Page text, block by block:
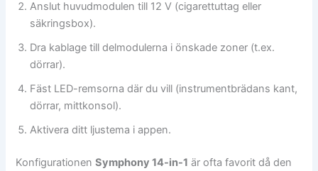
Anslut huvudmodulen till 12 V (cigarettuttag eller
säkringsbox).
Dra kablage till delmodulerna i önskade zoner (t.ex.
dörrar).
Fäst LED-remsorna där du vill (instrumentbrädans kant,
dörrar, mittkonsol).
Aktivera ditt ljustema i appen.
KonfigurationenSymphony 14-in-1 är ofta favorit då den